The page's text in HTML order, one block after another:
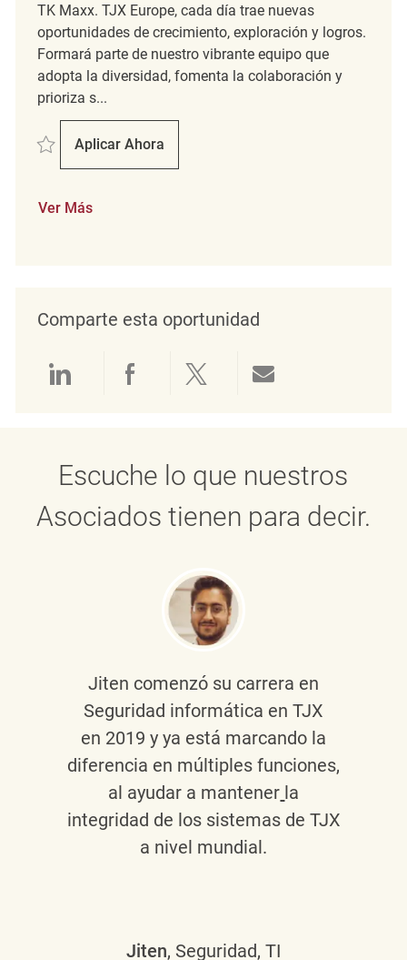
TK Maxx. TJX Europe, cada día trae nuevas
oportunidades de crecimiento, exploración y logros.
Formará parte de nuestro vibrante equipo que
adopta la diversidad, fomenta la colaboración y
prioriza s...
Salvar Verkäufer ( m/ w/ d ) REQ129963
Aplicar Ahora
Verkäufer ( M/ W/ D )
Ver Más
Comparte esta oportunidad
Compartir a través de LinkedIn
Compartir a través de
Compartir a través
Escuche lo que nuestros
Asociados tienen para decir.
Jiten comenzó su carrera en
Seguridad informática en TJX
en 2019 y ya está marcando la
diferencia en múltiples funciones,
al ayudar a mantener la
integridad de los sistemas de TJX
a nivel mundial.
Jiten, Seguridad, TI